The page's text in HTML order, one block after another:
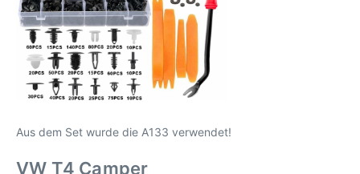
Aus dem Set wurde die A133 verwendet!
VW T4 Camper